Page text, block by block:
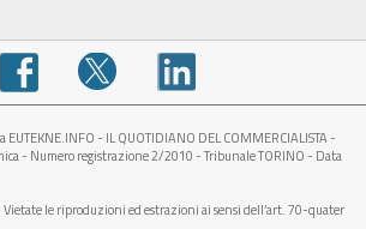
- IL QUOTIDIANO DEL COMMERCIALISTA -
- Numero registrazione 2/2010 - Tribunale TORINO - Data
le riproduzioni ed estrazioni ai sensi dell’art. 70-quater